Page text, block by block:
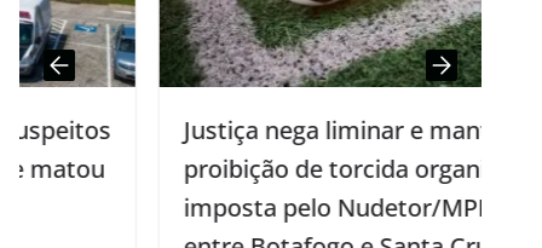
Justiça nega liminar e mantém
proibição de torcida organizada
imposta pelo Nudetor/MPPB no jogo